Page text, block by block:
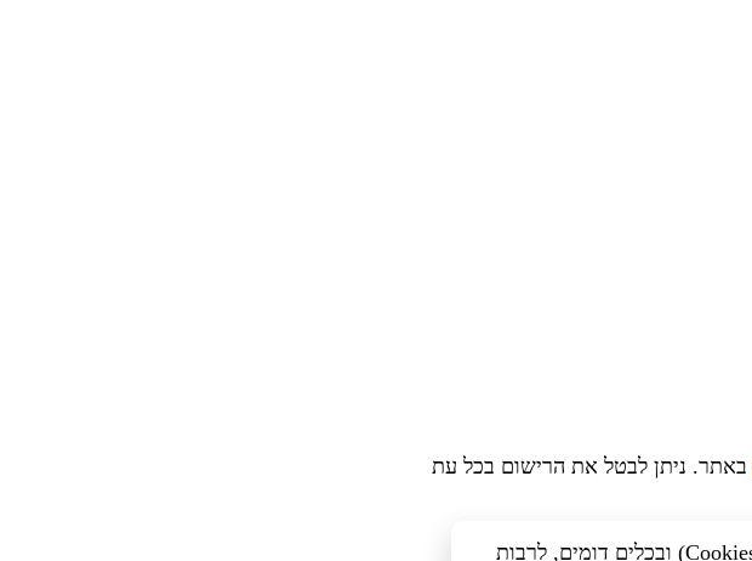
באתר. ניתן לבטל את הרישום בכל עת
לידיעתך: באתר זה נעשה שימוש בקבצי עוגיות (Cookies) ובכלים דומים, לרבות